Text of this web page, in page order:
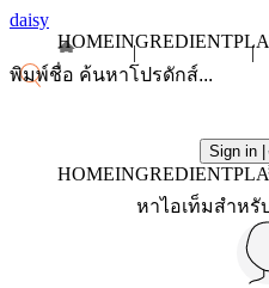
daisy
HOMEINGREDIENT
Sign in |
HOMEINGREDIENT
หาไอเท็มสำหรั